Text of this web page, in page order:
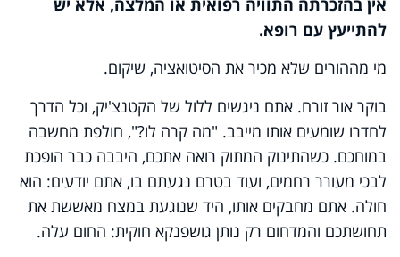
אין בהזכרתה התוויה רפואית או המלצה, אלא יש
להתייעץ עם רופא.
מי מההורים שלא מכיר את הסיטואציה, שיקום.
בוקר אור זורח. אתם ניגשים ללול של הקטנצ'יק, וכל הדרך
לחדרו שומעים אותו מייבב. "מה קרה לו?", חולפת מחשבה
במוחכם. כשהתינוק המתוק רואה אתכם, היבבה כבר הופכת
לבכי מעורר רחמים, ועוד בטרם נגעתם בו, אתם יודעים: הוא
חולה. אתם מחבקים אותו, היד שנוגעת במצח מאששת את
תחושתכם והמדחום רק נותן גושפנקא חוקית: החום עלה.